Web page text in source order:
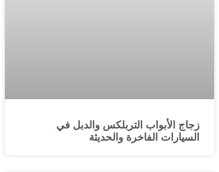
زجاج الأبواب التربلكس والدبل في
السيارات الفاخرة والحديثة